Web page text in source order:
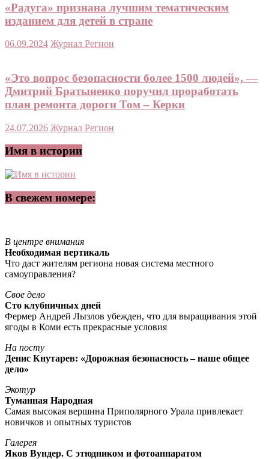
«Радуга» признана лучшим тематическим
изданием для детей в стране
06.09.2024 Журнал Регион
«Это вопрос безопасности более 1500 людей», —
Дмитрий Братыненко поручил проработать
план ремонта дороги Том – Керки
24.07.2026 Журнал Регион
Имя в истории
В свежем номере:
В центре внимания
Необходимая вертикаль
Что даст жителям региона новая система местного
самоуправления?
Свое дело
Сто клубничных дней
Фермер Андрей Лызлов убежден, что для выращивания этой
ягоды в Коми есть прекрасные условия
На посту
Денис Кнутарев: «Дорожная безопасность – наше общее
дело»
Экотур
Туманная Народная
Самая высокая вершина Приполярного Урала привлекает
новичков и опытных туристов
Галерея
Яков Вундер. С этюдником и фотоаппаратом